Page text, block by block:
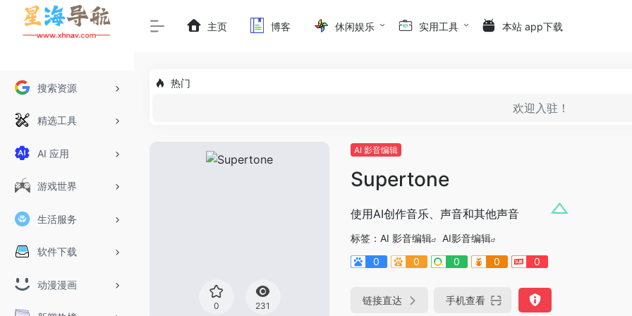
搜索资源
精选工具
AI 应用
游戏世界
生活服务
软件下载
动漫漫画
主页 博客 休闲娱乐 实用工具 本站 app下载
热门
欢迎入驻！
0 231
AI 影音编辑
Supertone
使用AI创作音乐、声音和其他声音
标签： AI 影音编辑
AI影音编辑
0
0 0 0 0
链接直达 手机查看